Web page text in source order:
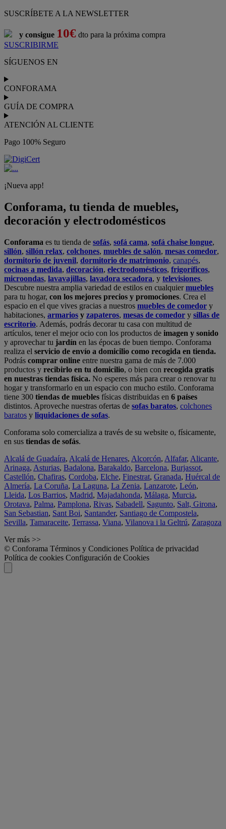
SUSCRÍBETE A LA NEWSLETTER
y consigue 10€ dto para la próxima compra
SUSCRIBIRME
SÍGUENOS EN
CONFORAMA
GUÍA DE COMPRA
ATENCIÓN AL CLIENTE
Pago 100% Seguro
¡Nueva app!
Conforama, tu tienda de muebles,
decoración y electrodomésticos
Conforama es tu tienda de sofás, sofá cama, sofá chaise longue,
sillón, sillón relax, colchones, muebles de salón, mesas comedor,
dormitorio de juvenil, dormitorio de matrimonio, canapés,
cocinas a medida, decoración, electrodomésticos, frigoríficos,
microondas, lavavajillas, lavadora secadora, y televisiones.
Descubre nuestra amplia variedad de estilos en cualquiermuebles
para tu hogar, con los mejores precios y promociones. Crea el
espacio en el que vives gracias a nuestros muebles de comedor y
habitaciones, armarios y zapateros, mesas de comedor y sillas de
escritorio. Además, podrás decorar tu casa con multitud de
artículos, tener el mejor ocio con los productos de imagen y sonido
y aprovechar tu jardín en las épocas de buen tiempo. Conforama
realiza el servicio de envío a domicilio como recogida en tienda.
Podrás comprar online entre nuestra gama de más de 7.000
productos y recibirlo en tu domicilio, o bien con recogida gratis
en nuestras tiendas física. No esperes más para crear o renovar tu
hogar y transformarlo en un espacio con mucho estilo. Conforama
tiene 300 tiendas de muebles físicas distribuidas en 6 países
distintos. Aproveche nuestras ofertas de sofas baratos, colchones
baratos y liquidaciones de sofas.
Conforama solo comercializa a través de su website o, físicamente,
en sus tiendas de sofás.
Alcalá de Guadaíra, Alcalá de Henares, Alcorcón, Alfafar, Alicante,
Arinaga, Asturias, Badalona, Barakaldo, Barcelona, Burjassot,
Castellón, Chafiras, Cordoba, Elche, Finestrat, Granada, Huércal de
Almería, La Coruña, La Laguna, La Zenia, Lanzarote, León,
Lleida, Los Barrios, Madrid, Majadahonda, Málaga, Murcia,
Orotava, Palma, Pamplona, Rivas, Sabadell, Sagunto, Salt, Girona,
San Sebastian, Sant Boi, Santander, Santiago de Compostela,
Sevilla, Tamaraceite, Terrassa, Viana, Vilanova i la Geltrú, Zaragoza
Ver más >>
© Conforama Términos y Condiciones Política de privacidad
Política de cookies Configuración de Cookies